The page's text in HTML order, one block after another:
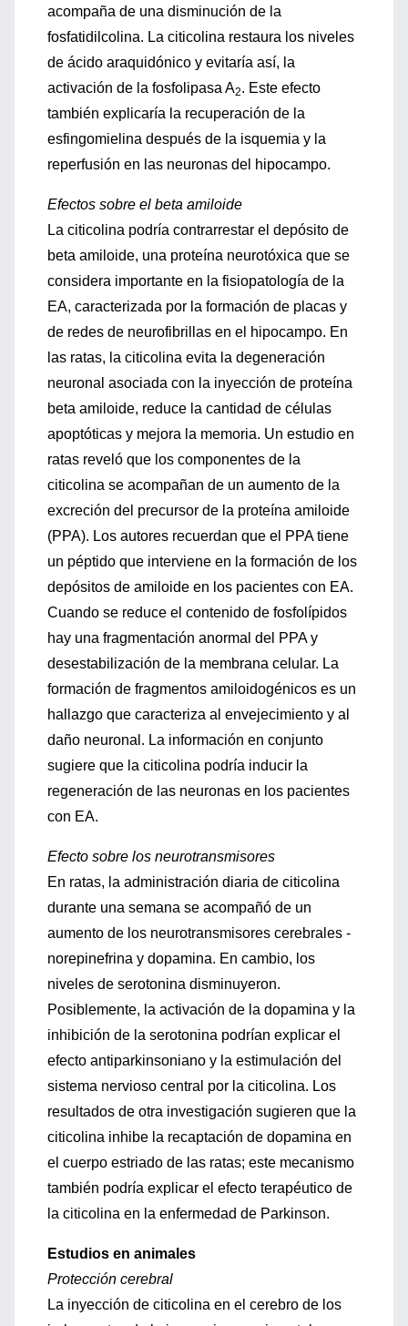
acompaña de una disminución de la
fosfatidilcolina. La citicolina restaura los niveles
de ácido araquidónico y evitaría así, la
activación de la fosfolipasa A2. Este efecto
también explicaría la recuperación de la
esfingomielina después de la isquemia y la
reperfusión en las neuronas del hipocampo.
Efectos sobre el beta amiloide
La citicolina podría contrarrestar el depósito de
beta amiloide, una proteína neurotóxica que se
considera importante en la fisiopatología de la
EA, caracterizada por la formación de placas y
de redes de neurofibrillas en el hipocampo. En
las ratas, la citicolina evita la degeneración
neuronal asociada con la inyección de proteína
beta amiloide, reduce la cantidad de células
apoptóticas y mejora la memoria. Un estudio en
ratas reveló que los componentes de la
citicolina se acompañan de un aumento de la
excreción del precursor de la proteína amiloide
(PPA). Los autores recuerdan que el PPA tiene
un péptido que interviene en la formación de los
depósitos de amiloide en los pacientes con EA.
Cuando se reduce el contenido de fosfolípidos
hay una fragmentación anormal del PPA y
desestabilización de la membrana celular. La
formación de fragmentos amiloidogénicos es un
hallazgo que caracteriza al envejecimiento y al
daño neuronal. La información en conjunto
sugiere que la citicolina podría inducir la
regeneración de las neuronas en los pacientes
con EA.
Efecto sobre los neurotransmisores
En ratas, la administración diaria de citicolina
durante una semana se acompañó de un
aumento de los neurotransmisores cerebrales -
norepinefrina y dopamina. En cambio, los
niveles de serotonina disminuyeron.
Posiblemente, la activación de la dopamina y la
inhibición de la serotonina podrían explicar el
efecto antiparkinsoniano y la estimulación del
sistema nervioso central por la citicolina. Los
resultados de otra investigación sugieren que la
citicolina inhibe la recaptación de dopamina en
el cuerpo estriado de las ratas; este mecanismo
también podría explicar el efecto terapéutico de
la citicolina en la enfermedad de Parkinson.
Estudios en animales
Protección cerebral
La inyección de citicolina en el cerebro de los